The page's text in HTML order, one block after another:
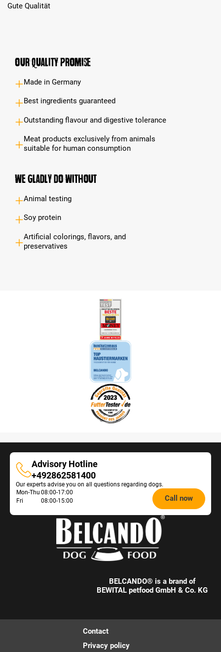
Gute Qualität
Our Quality Promise
Made in Germany
Best ingredients guaranteed
Outstanding flavour and digestive tolerance
Meat products exclusively from animals
suitable for human consumption
We gladly do without
Animal testing
Soy protein
Artificial colorings, flavors, and
preservatives
Advisory Hotline
Advisory
Hotline
+492862581400
Our experts advise you on all questions regarding dogs.
Opening
hours
Mon-Thu 08:00-17:00
Fri
08:00-15:00 Call now
BELCANDO® is a brand of
BEWITAL petfood GmbH & Co. KG
Contact
Privacy policy